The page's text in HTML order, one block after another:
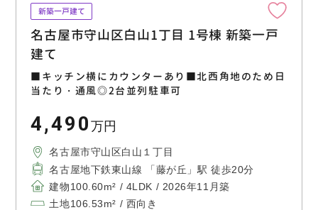
新築一戸建て
名古屋市守山区白山1丁目 1号棟 新築一戸
建て
■キッチン横にカウンターあり■北西角地のため日
当たり・通風◎2台並列駐車可
4,490万円
名古屋市守山区白山１丁目
名古屋地下鉄東山線 「藤が丘」駅 徒歩20分
建物100.60m² / 4LDK / 2026年11月築
土地106.53m² / 西向き